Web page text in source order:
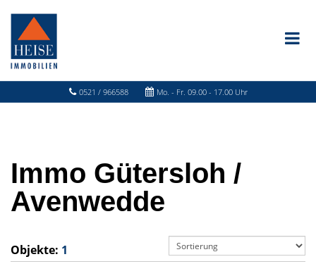
0521 / 966588 Mo. - Fr. 09.00 - 17.00 Uhr
Immo Gütersloh /
Avenwedde
Objekte: 1